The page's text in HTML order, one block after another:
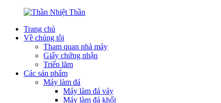
Trang chủ
Về chúng tôi
Tham quan nhà máy
Giấy chứng nhận
Triển lãm
Các sản phẩm
Máy làm đá
Máy làm đá vảy
Máy làm đá khối